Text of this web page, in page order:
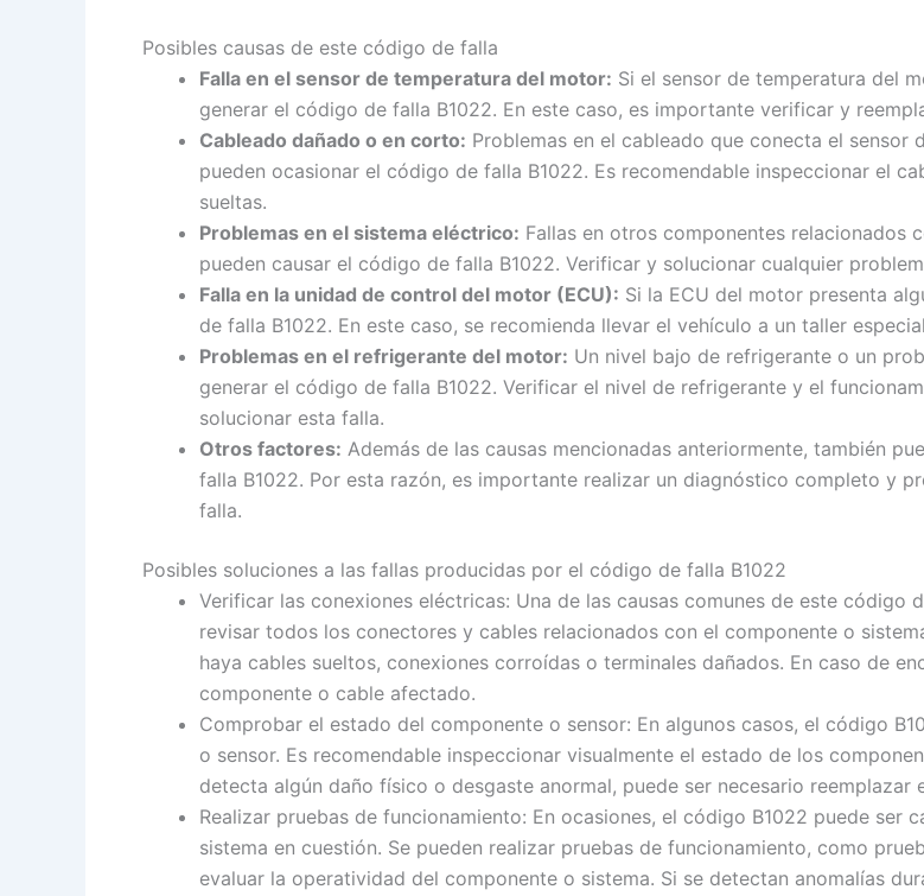
Posibles causas de este código de falla
Falla en el sensor de temperatura del motor: Si el sensor de temperatura del
generar el código de falla B1022. En este caso, es importante verificar y
Cableado dañado o en corto: Problemas en el cableado que conecta el
pueden ocasionar el código de falla B1022. Es recomendable inspeccionar el
sueltas.
Problemas en el sistema eléctrico: Fallas en otros componentes relacionados
pueden causar el código de falla B1022. Verificar y solucionar cualquier
Falla en la unidad de control del motor (ECU): Si la ECU del motor presenta
de falla B1022. En este caso, se recomienda llevar el vehículo a un taller
Problemas en el refrigerante del motor: Un nivel bajo de refrigerante o un
generar el código de falla B1022. Verificar el nivel de refrigerante y el
solucionar esta falla.
Otros factores: Además de las causas mencionadas anteriormente, también
falla B1022. Por esta razón, es importante realizar un diagnóstico completo y
falla.
Posibles soluciones a las fallas producidas por el código de falla B1022
Verificar las conexiones eléctricas: Una de las causas comunes de este
revisar todos los conectores y cables relacionados con el componente o
haya cables sueltos, conexiones corroídas o terminales dañados. En caso de
componente o cable afectado.
Comprobar el estado del componente o sensor: En algunos casos, el código
o sensor. Es recomendable inspeccionar visualmente el estado de los
detecta algún daño físico o desgaste anormal, puede ser necesario reemplazar
Realizar pruebas de funcionamiento: En ocasiones, el código B1022 puede ser
sistema en cuestión. Se pueden realizar pruebas de funcionamiento, como
evaluar la operatividad del componente o sistema. Si se detectan anomalías